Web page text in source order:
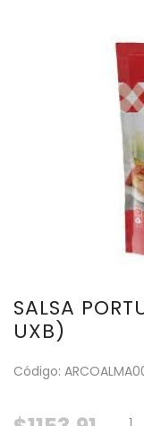
SALSA
UXB)
Código: